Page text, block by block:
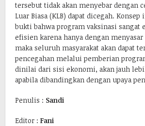
tersebut tidak akan menyebar dengan
Luar Biasa (KLB) dapat dicegah.
bukti bahwa program vaksinasi sangat
efisien karena hanya dengan
maka seluruh masyarakat akan dapat
pencegahan melalui pemberian
dinilai dari sisi ekonomi, akan jauh
apabila dibandingkan dengan upaya
Penulis : Sandi
Editor : Fani